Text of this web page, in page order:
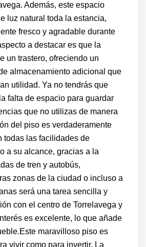
Además, este espacio
luz natural toda la estancia,
fresco y agradable durante
a destacar es que la
un trastero, ofreciendo un
almacenamiento adicional que
utilidad. Ya no tendrás que
falta de espacio para guardar
que no utilizas de manera
del piso es verdaderamente
todas las facilidades de
a su alcance, gracias a la
de tren y autobús,
zonas de la ciudad o incluso a
será una tarea sencilla y
con el centro de Torrelavega y
es excelente, lo que añade
maravilloso piso es
vivir como para invertir. La